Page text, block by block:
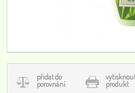
přidat do
porovnání
produkt